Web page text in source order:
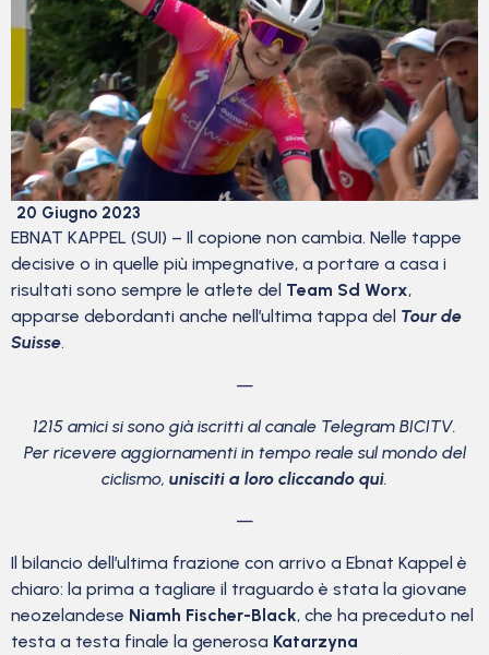
20 Giugno 2023
EBNAT KAPPEL (SUI) – Il copione non cambia. Nelle tappe
decisive o in quelle più impegnative, a portare a casa i
risultati sono sempre le atlete del Team Sd Worx,
apparse debordanti anche nell’ultima tappa del Tour de
Suisse.
—
1215 amici si sono già iscritti al canale Telegram BICITV.
Per ricevere aggiornamenti in tempo reale sul mondo del
ciclismo, unisciti a loro cliccando qui.
—
Il bilancio dell’ultima frazione con arrivo a Ebnat Kappel è
chiaro: la prima a tagliare il traguardo è stata la giovane
neozelandese Niamh Fischer-Black, che ha preceduto nel
testa a testa finale la generosa Katarzyna